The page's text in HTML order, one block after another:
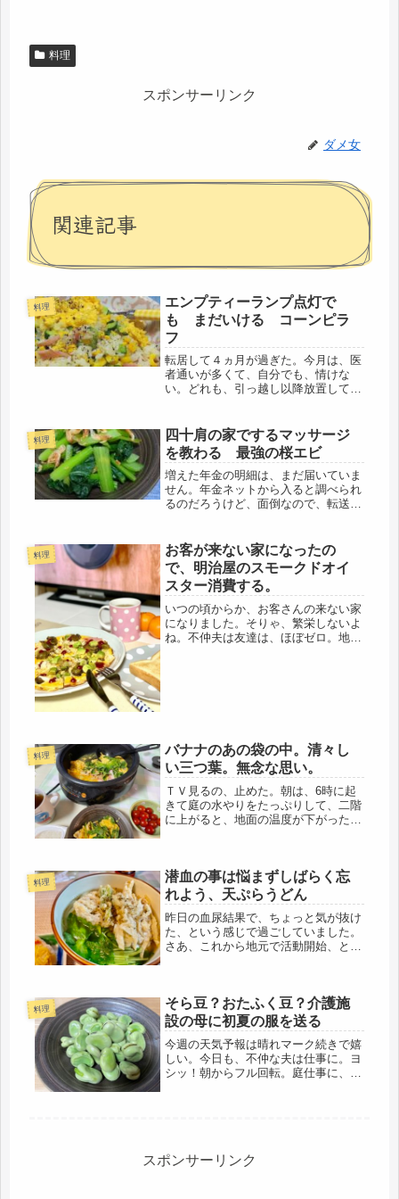
料理
スポンサーリンク
ダメ女
関連記事
料理
エンプティーランプ点灯で
も まだいける コーンピラ
フ
転居して４ヵ月が過ぎた。今月は、医
者通いが多くて、自分でも、情けな
い。どれも、引っ越し以降放置してい
れない事だけを願うばかり。でも、も
うその時は、個々の人間に与えられた
寿...
料理
四十肩の家でするマッサージ
を教わる 最強の桜エビ
増えた年金の明細は、まだ届いていま
せん。年金ネットから入ると調べられ
るのだろうけど、面倒なので、転送さ
送されてきた書類を見て、慌てまし
た。実家の最終の水道代が未払いのま
まで...
料理
お客が来ない家になったの
で、明治屋のスモークドオイ
スター消費する。
いつの頃からか、お客さんの来ない家
になりました。そりゃ、繁栄しないよ
ね。不仲夫は友達は、ほぼゼロ。地元
料理
バナナのあの袋の中。清々し
い三つ葉。無念な思い。
ＴＶ見るの、止めた。朝は、6時に起
きて庭の水やりをたっぷりして、二階
に上がると、地面の温度が下がったの
（ダンボールやペットボトルもたまっ
てき...
料理
潜血の事は悩まずしばらく忘
れよう、天ぷらうどん
昨日の血尿結果で、ちょっと気が抜け
た、という感じで過ごしていました。
さあ、これから地元で活動開始、と楽
かなぁ～と天井見て寝転んでいたら、
友...
料理
そら豆？おたふく豆？介護施
設の母に初夏の服を送る
今週の天気予報は晴れマーク続きで嬉
しい。今日も、不仲な夫は仕事に。ヨ
シッ！朝からフル回転。庭仕事に、ベ
スポンサーリンク